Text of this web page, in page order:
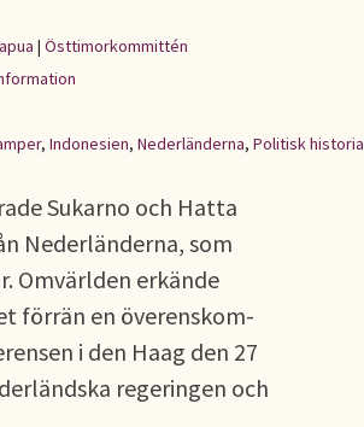
| Östtimorkommittén
, Indonesien, Nederländerna, Politisk historia
Sukarno och Hatta
Nederländerna, som
Omvärlden erkände
förrän en överenskom-
i den Haag den 27
regeringen och